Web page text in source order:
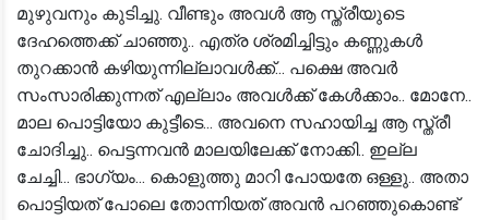
മുഴുവനും കുടിച്ചു. വീണ്ടും അവൾ ആ സ്ത്രീയുടെ
ദേഹത്തെക്ക് ചാഞ്ഞു.. എത്ര ശ്രമിച്ചിട്ടും കണ്ണുകൾ
തുറക്കാൻ കഴിയുന്നില്ലാവൾക്ക്... പക്ഷെ അവർ
സംസാരിക്കുന്നത് എല്ലാം അവൾക്ക് കേൾക്കാം.. മോനേ..
മാല പൊട്ടിയോ കുട്ടീടെ... അവനെ സഹായിച്ച ആ സ്ത്രീ
ചോദിച്ചു.. പെട്ടന്നവൻ മാലയിലേക്ക് നോക്കി.. ഇല്ല
ചേച്ചി... ഭാഗ്യം... കൊളുത്തു മാറി പോയതേ ഒള്ളു.. അതാ
പൊട്ടിയത് പോലെ തോന്നിയത് അവൻ പറഞ്ഞുകൊണ്ട്